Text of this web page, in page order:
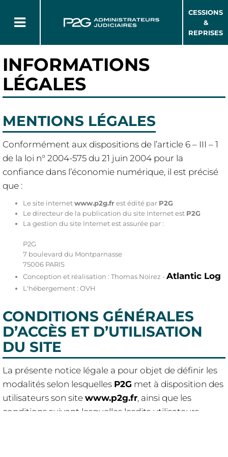
CESSIONS
&
REPRISES
INFORMATIONS
LÉGALES
MENTIONS LÉGALES
Conformément aux dispositions de l’article 6 – III – 1
de la loi n° 2004-575 du 21 juin 2004 pour la
confiance dans l’économie numérique, il est précisé
que :
Le site internetwww.p2g.frest édité par P2G
Le directeur de la publication du site Internet est P2G
La gestion du site Internet est assurée par :
P2G
7 boulevard du Montparnasse
75006 PARIS
Conception et réalisation : Thomas Noirez - Atlantic Log
L'hébergement : OVH
CONDITIONS GÉNÉRALES
D’ACCÈS ET D’UTILISATION
DU SITE
La présente notice légale a pour objet de définir les
modalités selon lesquelles P2G met à disposition des
utilisateurs son site www.p2g.fr, ainsi que les
conditions suivant lesquelles lesdits utilisateurs